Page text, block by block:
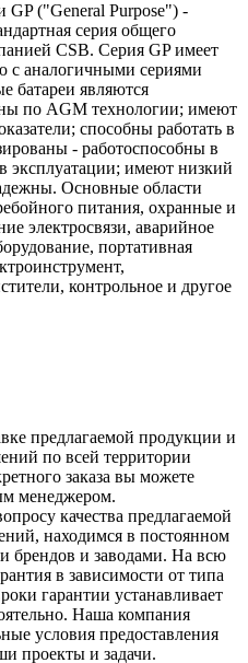
GP ("General Purpose") -
серия общего
CSB. Серия GP имеет
с аналогичными сериями
батареи являются
по AGM технологии; имеют
способны работать в
- работоспособны в
эксплуатации; имеют низкий
Основные области
питания, охранные и
электросвязи, аварийное
портативная
контрольное и другое
предлагаемой продукции и
по всей территории
заказа вы можете
менеджером.
качества предлагаемой
находимся в постоянном
брендов и заводами. На всю
в зависимости от типа
гарантии устанавливает
Наша компания
условия предоставления
проекты и задачи.